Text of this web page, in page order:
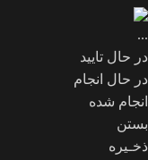
...
در حال تایید
در حال انجام
انجام شده
بستن
ذخـیره